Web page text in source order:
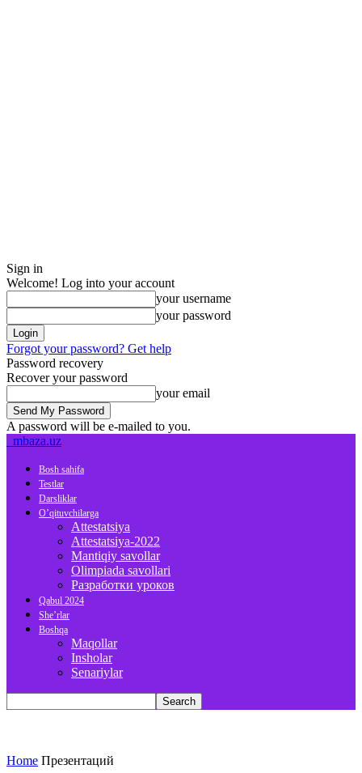
Sign in
Welcome! Log into your account
your username
your password
Forgot your password? Get help
Password recovery
Recover your password
your email
A password will be e-mailed to you.
mbaza.uz
Bosh sahifa
Testlar
Darsliklar
O’qituvchilarga
Attestatsiya
Attestatsiya-2022
Mantiqiy savollar
Olimpiada savollari
Разработки уроков
Qabul 2024
She’rlar
Boshqa
Maqollar
Insholar
Senariylar
Home Презентаций